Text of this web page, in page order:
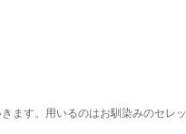
ます。用いるのはお馴染みのセレッ